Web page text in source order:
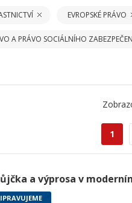
EVROPSKÉ PRÁVO
A PRÁVO SOCIÁLNÍHO
1
a výprosa v